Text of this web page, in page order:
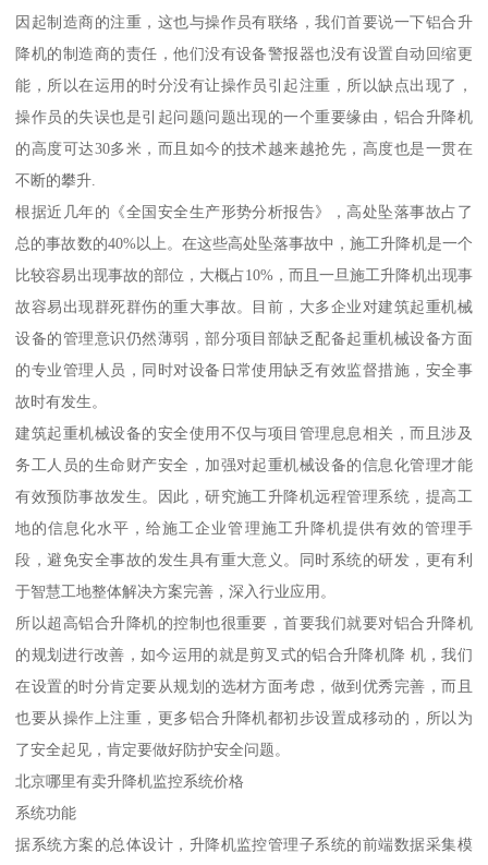
因起制造商的注重，这也与操作员有联络，我们首要说一下铝合升
降机的制造商的责任，他们没有设备警报器也没有设置自动回缩更
能，所以在运用的时分没有让操作员引起注重，所以缺点出现了，
操作员的失误也是引起问题问题出现的一个重要缘由，铝合升降机
的高度可达30多米，而且如今的技术越来越抢先，高度也是一贯在
不断的攀升.
根据近几年的《全国安全生产形势分析报告》，高处坠落事故占了
总的事故数的40%以上。在这些高处坠落事故中，施工升降机是一个
比较容易出现事故的部位，大概占10%，而且一旦施工升降机出现事
故容易出现群死群伤的重大事故。目前，大多企业对建筑起重机械
设备的管理意识仍然薄弱，部分项目部缺乏配备起重机械设备方面
的专业管理人员，同时对设备日常使用缺乏有效监督措施，安全事
故时有发生。
建筑起重机械设备的安全使用不仅与项目管理息息相关，而且涉及
务工人员的生命财产安全，加强对起重机械设备的信息化管理才能
有效预防事故发生。因此，研究施工升降机远程管理系统，提高工
地的信息化水平，给施工企业管理施工升降机提供有效的管理手
段，避免安全事故的发生具有重大意义。同时系统的研发，更有利
于智慧工地整体解决方案完善，深入行业应用。
所以超高铝合升降机的控制也很重要，首要我们就要对铝合升降机
的规划进行改善，如今运用的就是剪叉式的铝合升降机降 机，我们
在设置的时分肯定要从规划的选材方面考虑，做到优秀完善，而且
也要从操作上注重，更多铝合升降机都初步设置成移动的，所以为
了安全起见，肯定要做好防护安全问题。
北京哪里有卖升降机监控系统价格
系统功能
据系统方案的总体设计，升降机监控管理子系统的前端数据采集模